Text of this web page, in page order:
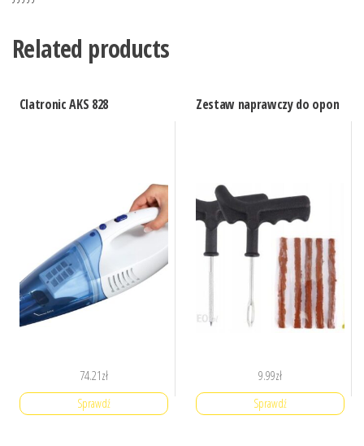
Related products
Clatronic AKS 828
74.21zł
Sprawdź
Zestaw naprawczy do opon
9.99zł
Sprawdź